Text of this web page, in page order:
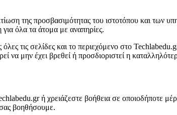
της προσβασιμότητας του ιστοτόπου και των
όλα τα άτομα με αναπηρίες.
τις σελίδες και το περιεχόμενο στο
να μην έχει βρεθεί ή προσδιοριστεί η
ή χρειάζεστε βοήθεια σε οποιοδήποτε
βοηθήσουμε.